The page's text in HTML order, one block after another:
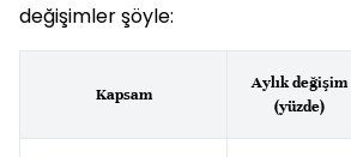
değişimler şöyle:
Kapsam
Aylık değişim
(yüzde)